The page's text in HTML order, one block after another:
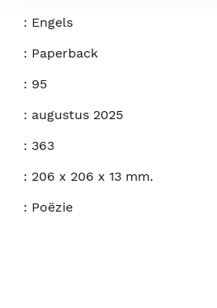
: Engels
: Paperback
: 95
: augustus 2025
: 363
: 206 x 206 x 13 mm.
: Poëzie